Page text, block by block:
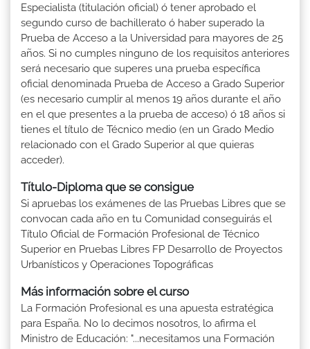
Especialista (titulación oficial) ó tener aprobado el
segundo curso de bachillerato ó haber superado la
Prueba de Acceso a la Universidad para mayores de 25
años. Si no cumples ninguno de los requisitos anteriores
será necesario que superes una prueba específica
oficial denominada Prueba de Acceso a Grado Superior
(es necesario cumplir al menos 19 años durante el año
en el que presentes a la prueba de acceso) ó 18 años si
tienes el título de Técnico medio (en un Grado Medio
relacionado con el Grado Superior al que quieras
acceder).
Título-Diploma que se consigue
Si apruebas los exámenes de las Pruebas Libres que se
convocan cada año en tu Comunidad conseguirás el
Título Oficial de Formación Profesional de Técnico
Superior en Pruebas Libres FP Desarrollo de Proyectos
Urbanísticos y Operaciones Topográficas
Más información sobre el curso
La Formación Profesional es una apuesta estratégica
para España. No lo decimos nosotros, lo afirma el
Ministro de Educación: "...necesitamos una Formación